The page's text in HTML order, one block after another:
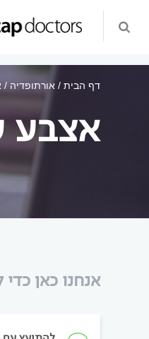
דף הבית אורתופדיה
אצבע
אנחנו כאן כדי